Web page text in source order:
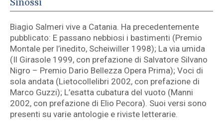
Biagio Salmeri vive a Catania. Ha precedentemente
pubblicato: E passano nebbiosi i bastimenti (Premio
Montale per l’inedito, Scheiwiller 1998); La via umida
(Il Girasole 1999, con prefazione di Salvatore Silvano
Nigro – Premio Dario Bellezza Opera Prima); Voci di
sola andata (Lietocollelibri 2002, con prefazione di
Marco Guzzi); L’esatta cubatura del vuoto (Manni
2002, con prefazione di Elio Pecora). Suoi versi sono
presenti su varie antologie e riviste letterarie.